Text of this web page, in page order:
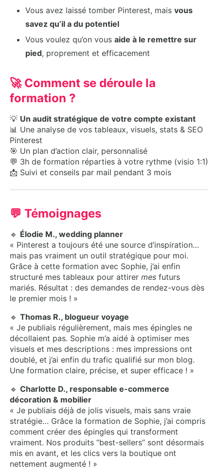
Vous avez laissé tomber Pinterest, mais vous
savez qu’il a du potentiel
Vous voulez qu’on vous aide à le remettre sur
pied, proprement et efficacement
🚀 Comment se déroule la
formation ?
💡 Un audit stratégique de votre compte existant
📊 Une analyse de vos tableaux, visuels, stats & SEO
Pinterest
🎯 Un plan d’action clair, personnalisé
💬 3h de formation réparties à votre rythme (visio 1:1)
📩 Suivi et conseils par mail pendant 3 mois
💬 Témoignages
🔹 Élodie M., wedding planner
« Pinterest a toujours été une source d’inspiration…
mais pas vraiment un outil stratégique pour moi.
Grâce à cette formation avec Sophie, j’ai enfin
structuré mes tableaux pour attirer mes futurs
mariés. Résultat : des demandes de rendez-vous dès
le premier mois ! »
🔹 Thomas R., blogueur voyage
« Je publiais régulièrement, mais mes épingles ne
décollaient pas. Sophie m’a aidé à optimiser mes
visuels et mes descriptions : mes impressions ont
doublé, et j’ai enfin du trafic qualifié sur mon blog.
Une formation claire, précise, et super efficace ! »
🔹 Charlotte D., responsable e-commerce
décoration & mobilier
« Je publiais déjà de jolis visuels, mais sans vraie
stratégie… Grâce la formation de Sophie, j’ai compris
comment créer des épingles qui transforment
vraiment. Nos produits “best-sellers” sont désormais
mis en avant, et les clics vers la boutique ont
nettement augmenté ! »